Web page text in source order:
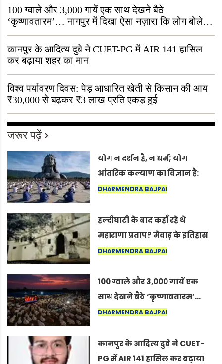
100 ग्वाले और 3,000 गायें एक साथ देखने बैठे
‘कृष्णावतारम’… नागपुर में दिखा ऐसा नज़ारा कि लोग बोले,
“ऐसा तो सिर्फ़ कृष्ण ही कर सकते हैं”
कानपुर के आदित्य दुबे ने CUET-PG में AIR 141 हासिल
कर बढ़ाया शहर का मान
विश्व पर्यावरण दिवस: पेड़ आधारित खेती से किसान की आय
₹30,000 से बढ़कर ₹3 लाख प्रति एकड़ हुई
जरूर पढ़ें
योग न दर्शन है, न धर्म; योग
आंतरिक कल्याण का विज्ञान है:
अंतरराष्ट्रीय योग दिवस 2026 पर
DHARMENDRA BAJPAI
हल्दीघाटी के बाद कहाँ रहे थे
महाराणा प्रताप? मेवाड़ के इतिहास
का वह अनकहा अध्याय जो आज भी
DHARMENDRA BAJPAI
100 ग्वाले और 3,000 गायें एक
साथ देखने बैठे ‘कृष्णावतारम’…
नागपुर में दिखा ऐसा नज़ारा कि
कर सकते हैं”
DHARMENDRA BAJPAI
कानपुर के आदित्य दुबे ने CUET-
PG में AIR 141 हासिल कर बढ़ाया